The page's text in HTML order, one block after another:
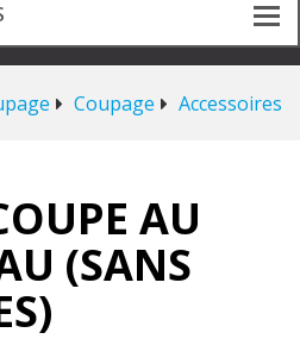
Coupage Accessoires
AU
(SANS